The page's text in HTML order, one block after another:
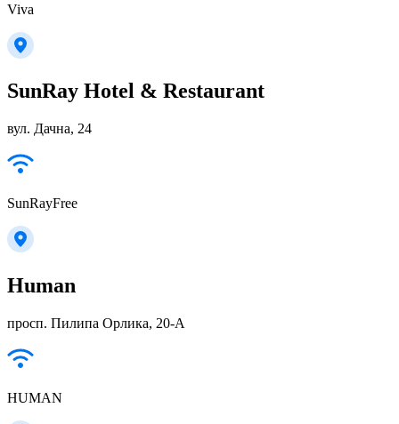
Viva
SunRay Hotel & Restaurant
вул. Дачна, 24
SunRayFree
Human
просп. Пилипа Орлика, 20-А
HUMAN